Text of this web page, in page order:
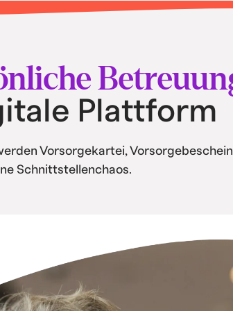
Plattform
Vorsorgekartei,
Schnittstellenchaos.